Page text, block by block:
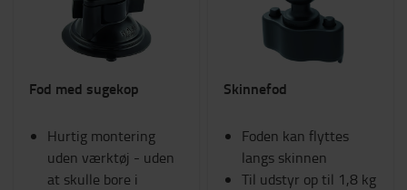
Fod med sugekop
Hurtig montering
uden værktøj - uden
at skulle bore i
Skinnefod
Foden kan flyttes
langs skinnen
Til udstyr op til 1,8 kg